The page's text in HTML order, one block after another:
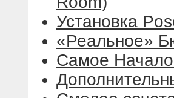
Установка
«Реальное»
Самое